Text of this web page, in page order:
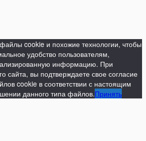
cookie и похожие технологии, чтобы
удобство пользователям,
информацию. При
сайта, вы подтверждаете свое согласие
cookie в соответствии с настоящим
данного типа файлов.Принять